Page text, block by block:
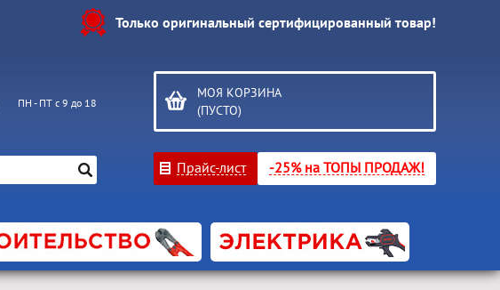
Только оригинальный сертифицированный товар!
ПН - ПТ с 9 до 18
МОЯ КОРЗИНА
(ПУСТО)
Прайс-лист -25% на ТОПЫ ПРОДАЖ!